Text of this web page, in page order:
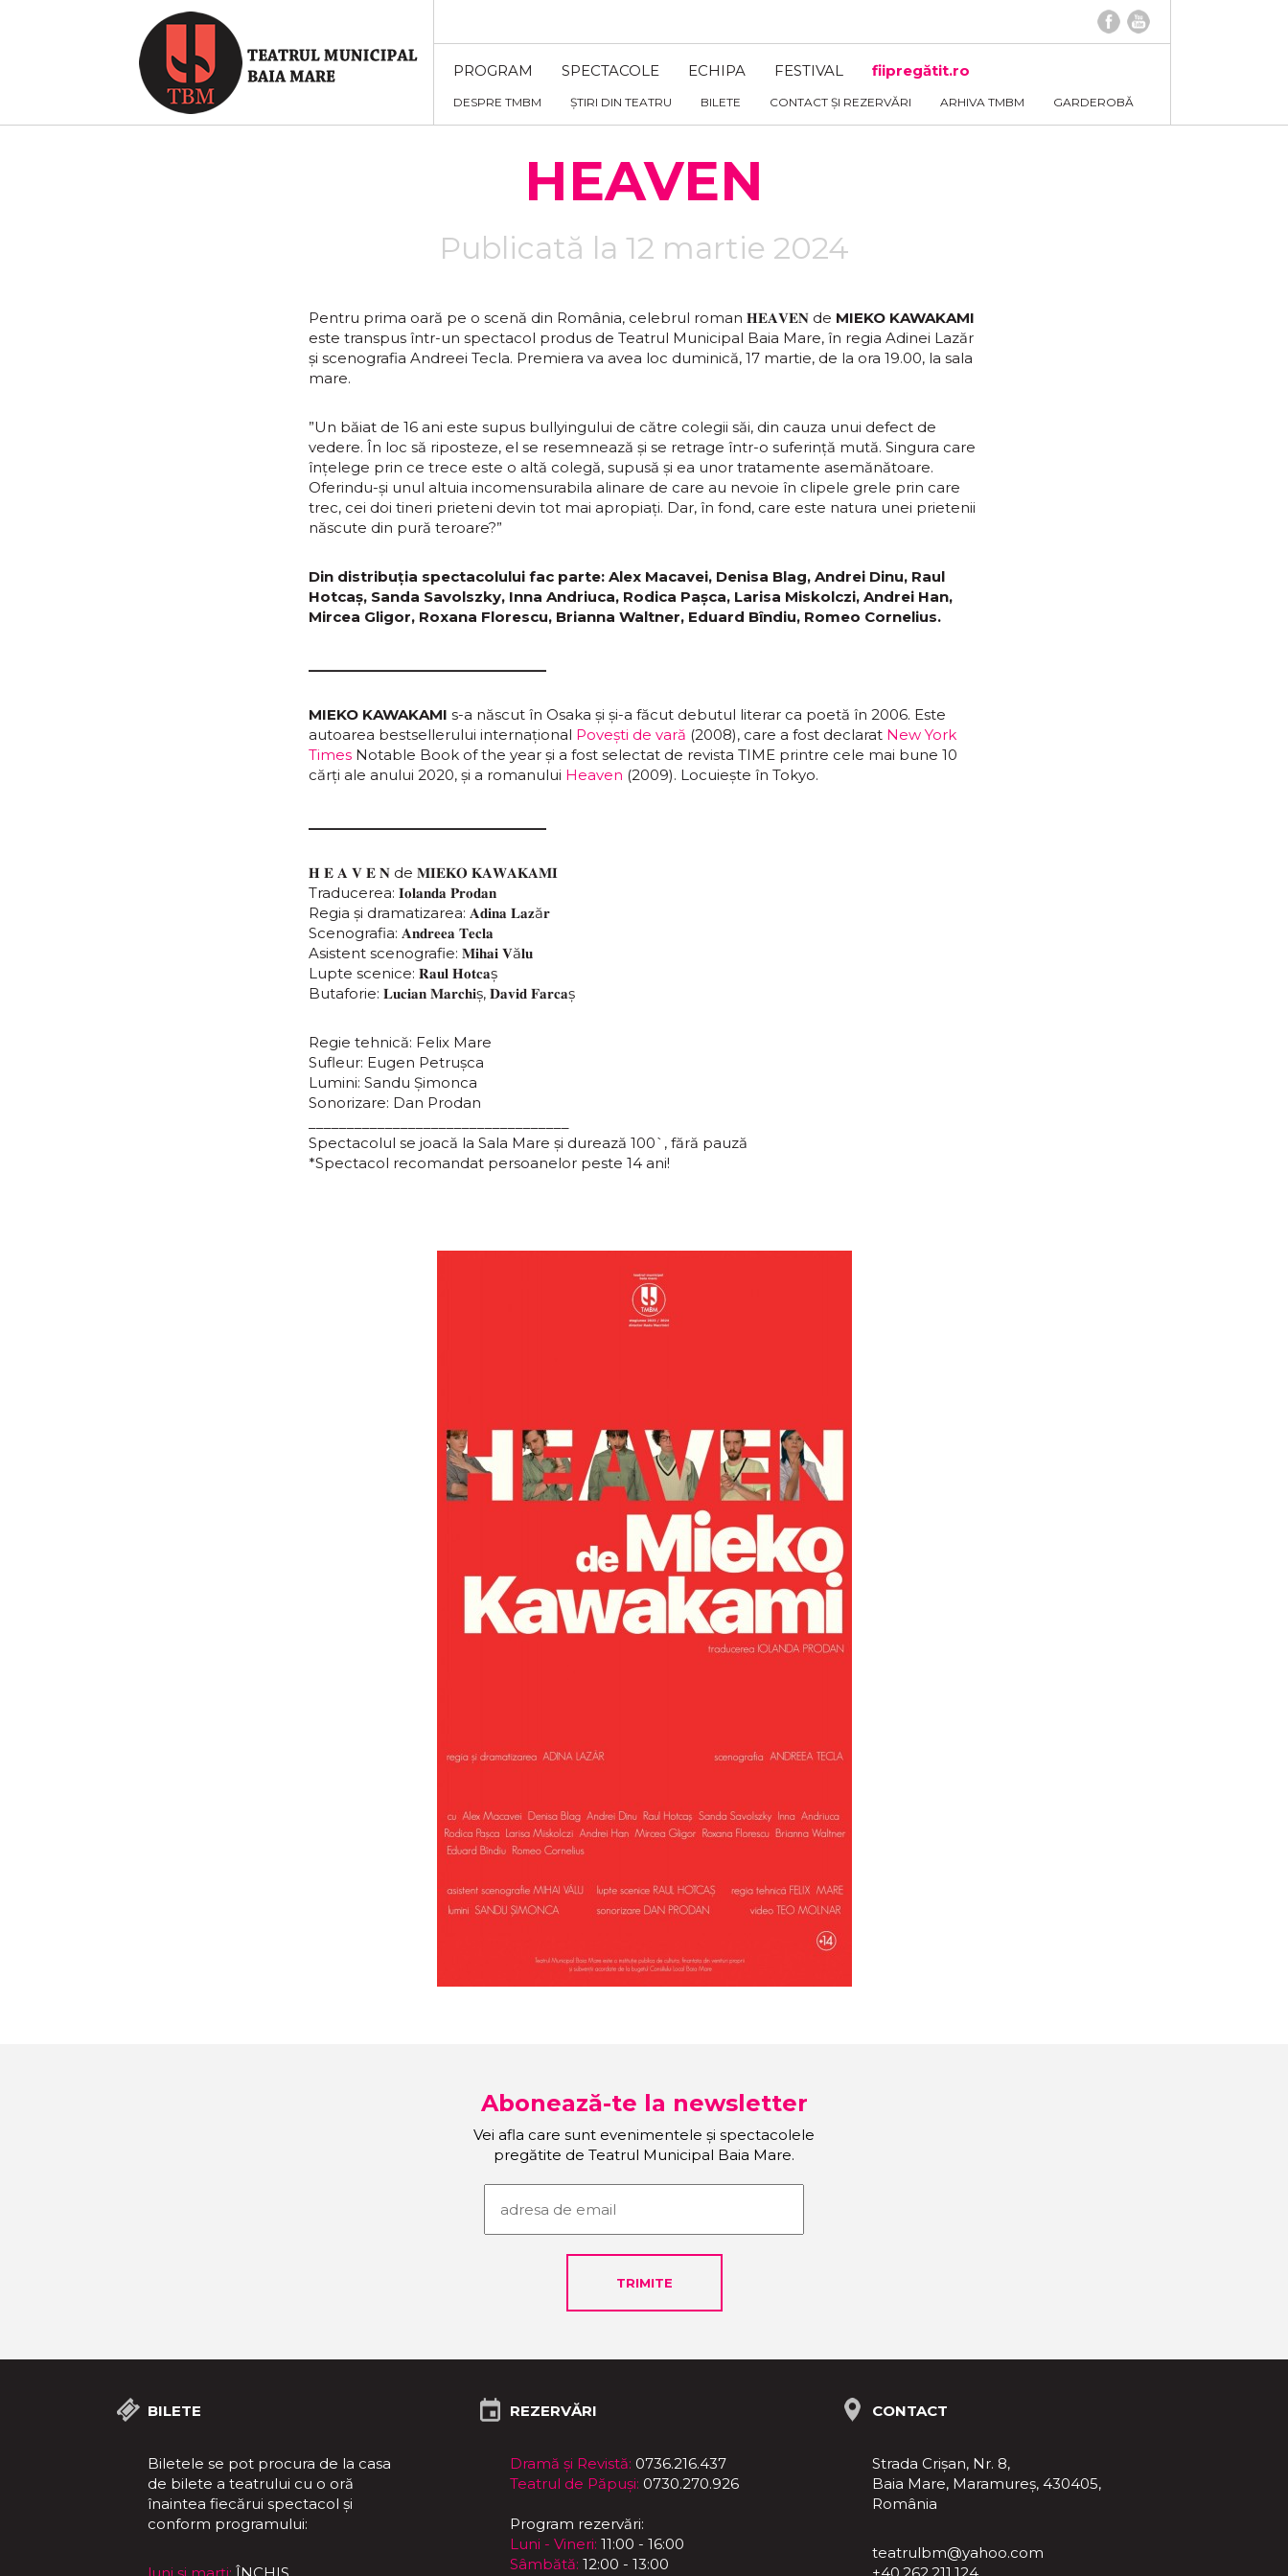
PROGRAM SPECTACOLE ECHIPA FESTIVAL fiipregătit.ro
DESPRE TMBM ȘTIRI DIN TEATRU BILETE CONTACT ȘI REZERVĂRI ARHIVA TMBM GARDEROBĂ
HEAVEN
Publicată la 12 martie 2024
Pentru prima oară pe o scenă din România, celebrul roman 𝐇𝐄𝐀𝐕𝐄𝐍 de MIEKO KAWAKAMI
este transpus într-un spectacol produs de Teatrul Municipal Baia Mare, în regia Adinei Lazăr
și scenografia Andreei Tecla. Premiera va avea loc duminică, 17 martie, de la ora 19.00, la sala
mare.
”Un băiat de 16 ani este supus bullyingului de către colegii săi, din cauza unui defect de
vedere. În loc să riposteze, el se resemnează și se retrage într-o suferință mută. Singura care
înțelege prin ce trece este o altă colegă, supusă și ea unor tratamente asemănătoare.
Oferindu-și unul altuia incomensurabila alinare de care au nevoie în clipele grele prin care
trec, cei doi tineri prieteni devin tot mai apropiați. Dar, în fond, care este natura unei prietenii
născute din pură teroare?”
Din distribuția spectacolului fac parte: Alex Macavei, Denisa Blag, Andrei Dinu, Raul
Hotcaș, Sanda Savolszky, Inna Andriuca, Rodica Pașca, Larisa Miskolczi, Andrei Han,
Mircea Gligor, Roxana Florescu, Brianna Waltner, Eduard Bîndiu, Romeo Cornelius.
_______________________________
MIEKO KAWAKAMI s-a născut în Osaka și și-a făcut debutul literar ca poetă în 2006. Este
autoarea bestsellerului internațional Povești de vară (2008), care a fost declarat New York
Times Notable Book of the year și a fost selectat de revista TIME printre cele mai bune 10
cărți ale anului 2020, și a romanului Heaven (2009). Locuiește în Tokyo.
_______________________________
𝐇 𝐄 𝐀 𝐕 𝐄 𝐍 de 𝐌𝐈𝐄𝐊𝐎 𝐊𝐀𝐖𝐀𝐊𝐀𝐌𝐈
Traducerea: 𝐈𝐨𝐥𝐚𝐧𝐝𝐚 𝐏𝐫𝐨𝐝𝐚𝐧
Regia și dramatizarea: 𝐀𝐝𝐢𝐧𝐚 𝐋𝐚𝐳ă𝐫
Scenografia: 𝐀𝐧𝐝𝐫𝐞𝐞𝐚 𝐓𝐞𝐜𝐥𝐚
Asistent scenografie: 𝐌𝐢𝐡𝐚𝐢 𝐕ă𝐥𝐮
Lupte scenice: 𝐑𝐚𝐮𝐥 𝐇𝐨𝐭𝐜𝐚ș
Butaforie: 𝐋𝐮𝐜𝐢𝐚𝐧 𝐌𝐚𝐫𝐜𝐡𝐢ș, 𝐃𝐚𝐯𝐢𝐝 𝐅𝐚𝐫𝐜𝐚ș
Regie tehnică: Felix Mare
Sufleur: Eugen Petrușca
Lumini: Sandu Șimonca
Sonorizare: Dan Prodan
Spectacolul se joacă la Sala Mare și durează 100`, fără pauză
*Spectacol recomandat persoanelor peste 14 ani!
Abonează-te la newsletter
Vei afla care sunt evenimentele și spectacolele
pregătite de Teatrul Municipal Baia Mare.
BILETE
Biletele se pot procura de la casa
de bilete a teatrului cu o oră
înaintea fiecărui spectacol și
conform programului:
REZERVĂRI
Dramă și Revistă: 0736.216.437
Teatrul de Păpuși: 0730.270.926
Program rezervări:
Luni - Vineri: 11:00 - 16:00
Sâmbătă: 12:00 - 13:00
CONTACT
Strada Crișan, Nr. 8,
Baia Mare, Maramureş, 430405,
România
teatrulbm@yahoo.com